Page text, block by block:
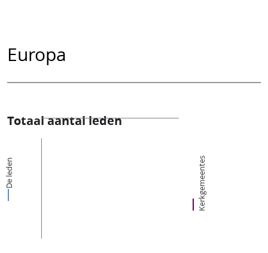
Europa
Totaal aantal leden
De leden Kerkgemeentes